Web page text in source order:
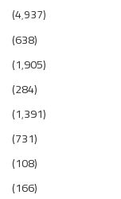
(4٬937)
(638)
(1٬905)
(284)
(1٬391)
(731)
(108)
(166)